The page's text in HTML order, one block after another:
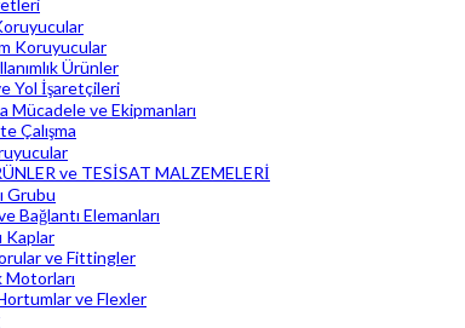
Koruyucular
Ürünler
Yol İşaretçileri
Mücadele ve Ekipmanları
Çalışma
ve TESİSAT MALZEMELERİ
Grubu
Bağlantı Elemanları
Kaplar
ve Fittingler
ve Flexler